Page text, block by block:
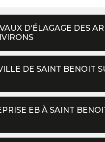
D'ÉLAGAGE DES
DE SAINT BENOIT
EB À SAINT